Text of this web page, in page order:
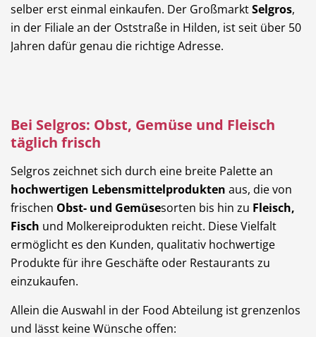
selber erst einmal einkaufen. Der GroßmarktSelgros,
in der Filiale an der Oststraße in Hilden, ist seit über 50
Jahren dafür genau die richtige Adresse.
Bei Selgros: Obst, Gemüse und Fleisch
täglich frisch
Selgros zeichnet sich durch eine breite Palette an
hochwertigen Lebensmittelprodukten aus, die von
frischen Obst- und Gemüsesorten bis hin zu Fleisch,
Fisch und Molkereiprodukten reicht. Diese Vielfalt
ermöglicht es den Kunden, qualitativ hochwertige
Produkte für ihre Geschäfte oder Restaurants zu
einzukaufen.
Allein die Auswahl in der Food Abteilung ist grenzenlos
und lässt keine Wünsche offen: